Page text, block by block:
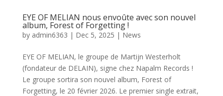
EYE OF MELIAN nous envoûte avec son nouvel
album, Forest of Forgetting !
by admin6363 | Dec 5, 2025 | News
EYE OF MELIAN, le groupe de Martijn Westerholt
(fondateur de DELAIN), signe chez Napalm Records !
Le groupe sortira son nouvel album, Forest of
Forgetting, le 20 février 2026. Le premier single extrait,